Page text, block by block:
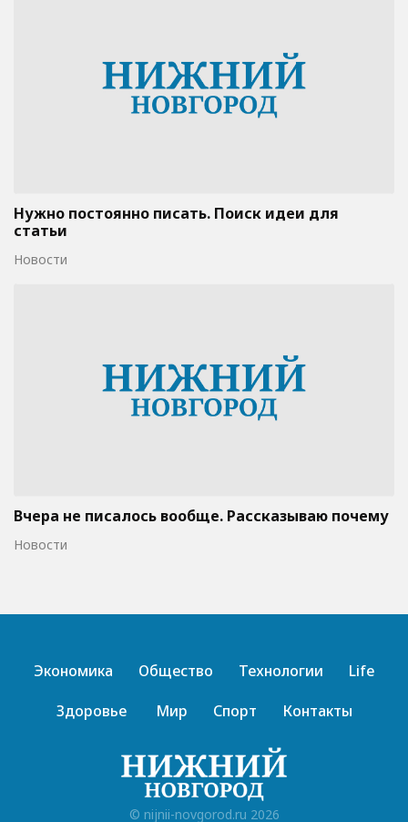
Нужно постоянно писать. Поиск идеи для
статьи
Новости
Вчера не писалось вообще. Рассказываю почему
Новости
Экономика Общество Технологии
Life
Здоровье
Мир Спорт Контакты
© nijnii-novgorod.ru 2026